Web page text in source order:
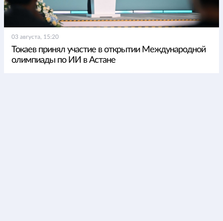
03 августа, 15:20
Токаев принял участие в открытии Международной
олимпиады по ИИ в Астане